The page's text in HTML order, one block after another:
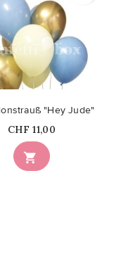

"Hey Jude"
Price
CHF 11,00